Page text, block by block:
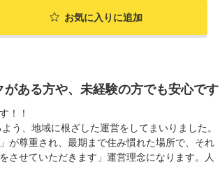
お気に入りに追加
ある方や、未経験の方でも安心です
！！
う、地域に根ざした運営をしてまいりました。
が尊重され、最期まで住み慣れた場所で、それ
させていただきます」運営理念になります。人